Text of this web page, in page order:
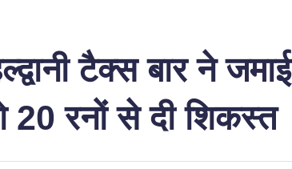
टैक्स बार ने जमाई
रनों से दी शिकस्त